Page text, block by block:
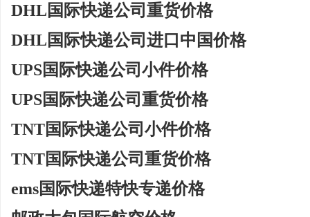
DHL国际快递公司重货价格
DHL国际快递公司进口中国价格
UPS国际快递公司小件价格
UPS国际快递公司重货价格
TNT国际快递公司小件价格
TNT国际快递公司重货价格
ems国际快递特快专递价格